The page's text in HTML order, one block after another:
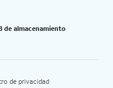
de almacenamiento
de privacidad